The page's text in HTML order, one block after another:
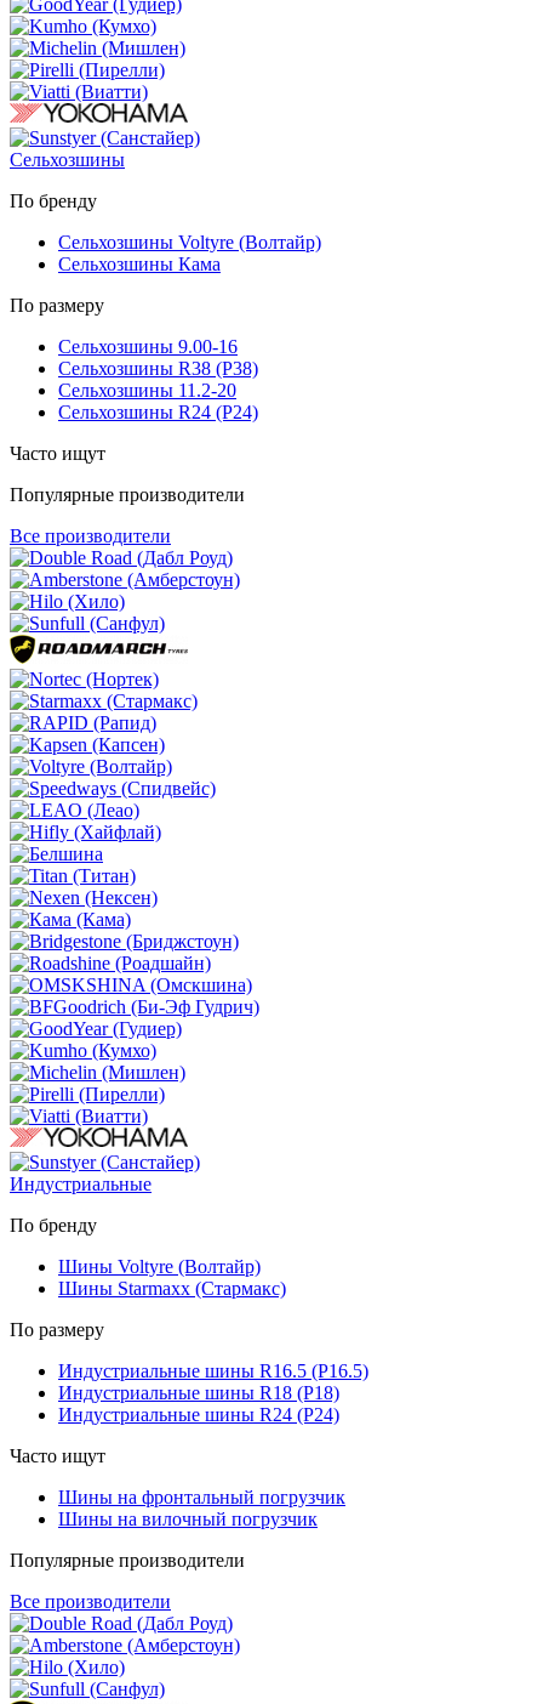
Сельхозшины
По бренду
Сельхозшины Voltyre (Волтайр)
Сельхозшины Кама
По размеру
Сельхозшины 9.00-16
Сельхозшины R38 (Р38)
Сельхозшины 11.2-20
Сельхозшины R24 (Р24)
Часто ищут
Популярные производители
Все производители
Индустриальные
По бренду
Шины Voltyre (Волтайр)
Шины Starmaxx (Стармакс)
По размеру
Индустриальные шины R16.5 (Р16.5)
Индустриальные шины R18 (Р18)
Индустриальные шины R24 (Р24)
Часто ищут
Шины на фронтальный погрузчик
Шины на вилочный погрузчик
Популярные производители
Все производители